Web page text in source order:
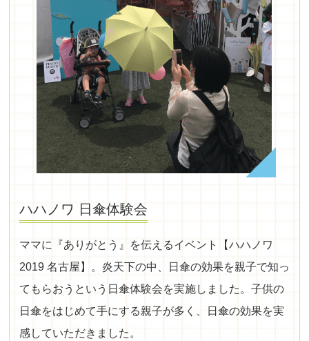
ハハノワ 日傘体験会
ママに『ありがとう』を伝えるイベント【ハハノワ
2019 名古屋】。炎天下の中、日傘の効果を親子で知っ
てもらおうという日傘体験会を実施しました。子供の
日傘をはじめて手にする親子が多く、日傘の効果を実
感していただきました。